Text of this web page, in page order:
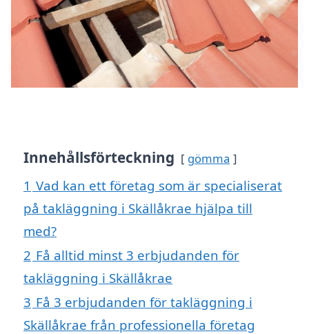
Innehållsförteckning gömma
1 Vad kan ett företag som är specialiserat
på takläggning i Skällåkrae hjälpa till
med?
2 Få alltid minst 3 erbjudanden för
takläggning i Skällåkrae
3 Få 3 erbjudanden för takläggning i
Skällåkrae från professionella företag